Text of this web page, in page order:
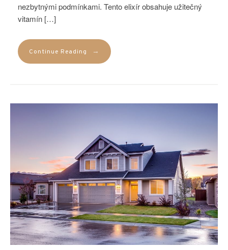
nezbytnými podmínkami. Tento elixír obsahuje užitečný
vitamín […]
Continue Reading →